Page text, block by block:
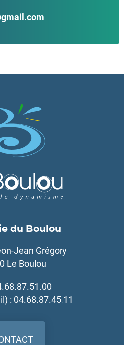
du Boulou
Jean Grégory
Le Boulou
: 04.68.87.45.11